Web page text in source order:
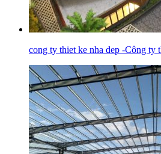
cong ty thiet ke nha dep -Công ty